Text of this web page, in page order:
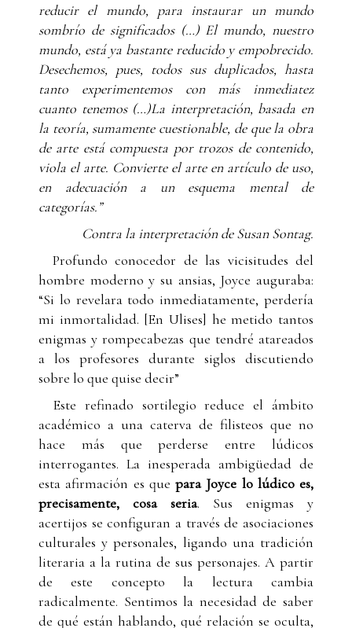
reducir el mundo, para instaurar un mundo
sombrío de significados (…) El mundo, nuestro
mundo, está ya bastante reducido y empobrecido.
Desechemos, pues, todos sus duplicados, hasta
tanto experimentemos con más inmediatez
cuanto tenemos (…)La interpretación, basada en
la teoría, sumamente cuestionable, de que la obra
de arte está compuesta por trozos de contenido,
viola el arte. Convierte el arte en artículo de uso,
en adecuación a un esquema mental de
categorías.”
Contra la interpretación de Susan Sontag.
Profundo conocedor de las vicisitudes del
hombre moderno y su ansias, Joyce auguraba:
“Si lo revelara todo inmediatamente, perdería
mi inmortalidad. [En Ulises] he metido tantos
enigmas y rompecabezas que tendré atareados
a los profesores durante siglos discutiendo
sobre lo que quise decir”
Este refinado sortilegio reduce el ámbito
académico a una caterva de filisteos que no
hace más que perderse entre lúdicos
interrogantes. La inesperada ambigüedad de
esta afirmación es que para Joyce lo lúdico es,
precisamente, cosa seria. Sus enigmas y
acertijos se configuran a través de asociaciones
culturales y personales, ligando una tradición
literaria a la rutina de sus personajes. A partir
de este concepto la lectura cambia
radicalmente. Sentimos la necesidad de saber
de qué están hablando, qué relación se oculta,